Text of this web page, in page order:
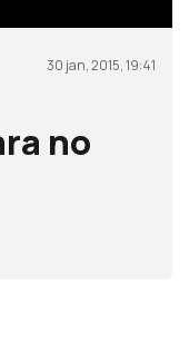
30 jan, 2015, 19:41
no